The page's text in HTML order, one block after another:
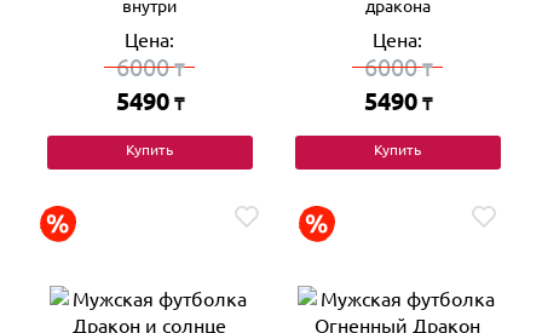
внутри
Цена:
6000₸
5490 ₸
Купить
дракона
Цена:
6000₸
5490 ₸
Купить